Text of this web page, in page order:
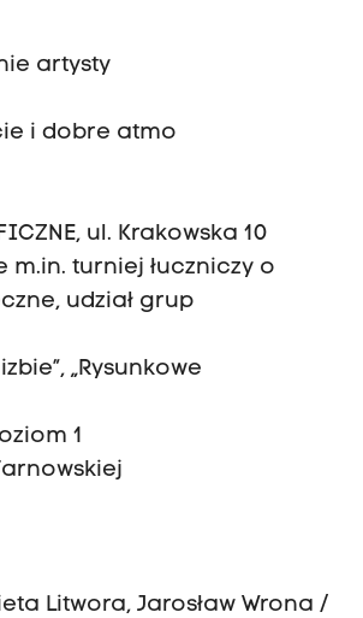
artysty
i dobre atmo
ul. Krakowska 10
m.in. turniej łuczniczy o
udział grup
„Rysunkowe
1
Litwora, Jarosław Wrona /